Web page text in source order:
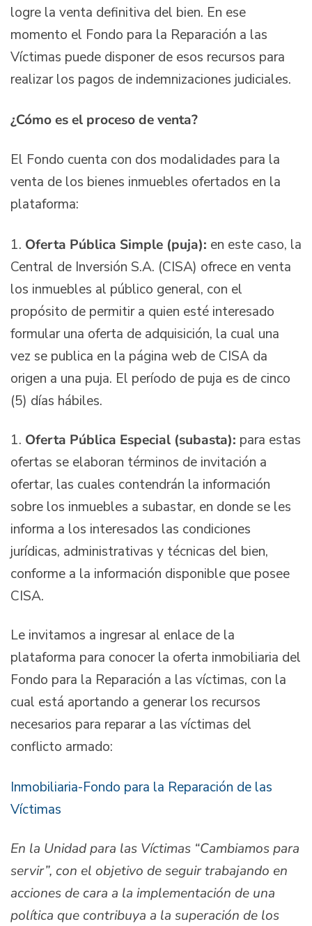
logre la venta definitiva del bien. En ese
momento el Fondo para la Reparación a las
Víctimas puede disponer de esos recursos para
realizar los pagos de indemnizaciones judiciales.
¿Cómo es el proceso de venta?
El Fondo cuenta con dos modalidades para la
venta de los bienes inmuebles ofertados en la
plataforma:
Oferta Pública Simple (puja): en este caso, la
Central de Inversión S.A. (CISA) ofrece en venta
los inmuebles al público general, con el
propósito de permitir a quien esté interesado
formular una oferta de adquisición, la cual una
vez se publica en la página web de CISA da
origen a una puja. El período de puja es de cinco
(5) días hábiles.
Oferta Pública Especial (subasta): para estas
ofertas se elaboran términos de invitación a
ofertar, las cuales contendrán la información
sobre los inmuebles a subastar, en donde se les
informa a los interesados las condiciones
jurídicas, administrativas y técnicas del bien,
conforme a la información disponible que posee
CISA.
Le invitamos a ingresar al enlace de la
plataforma para conocer la oferta inmobiliaria del
Fondo para la Reparación a las víctimas, con la
cual está aportando a generar los recursos
necesarios para reparar a las víctimas del
conflicto armado:
Inmobiliaria-Fondo para la Reparación de las
Víctimas
En la Unidad para las Víctimas “Cambiamos para
servir”, con el objetivo de seguir trabajando en
acciones de cara a la implementación de una
política que contribuya a la superación de los